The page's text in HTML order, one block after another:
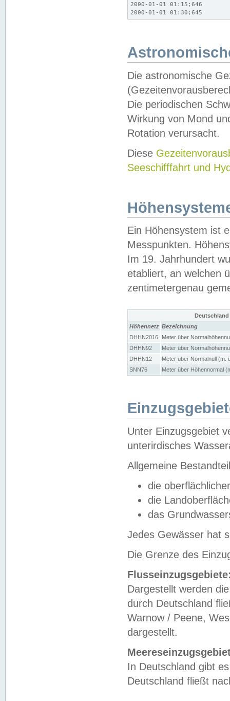
2000-01-01 01:15;646
2000-01-01 01:30;645
Die astronomische
Die periodischen
Wirkung von Mond
Rotation verursacht.
Diese
Seeschifffahrt und
Ein Höhensystem ist
Messpunkten.
Im 19. Jahrhundert
etabliert, an welchen
zentimetergenau
Höhennetz Bezeichnung
DHHN2016
Meter über
DHHN92
Meter über
DHHN12
Meter über Normalnull (m.
SNN76
Meter über Höhennormal
Unter Einzugsgebiet
unterirdisches
Allgemeine
die
die
das
Jedes Gewässer hat
Die Grenze des
Dargestellt werden
durch Deutschland
Warnow / Peene,
dargestellt.
In Deutschland gibt
Deutschland fließt